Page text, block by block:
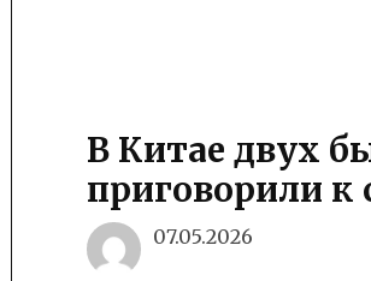
В Китае двух
приговорили
07.05.2026